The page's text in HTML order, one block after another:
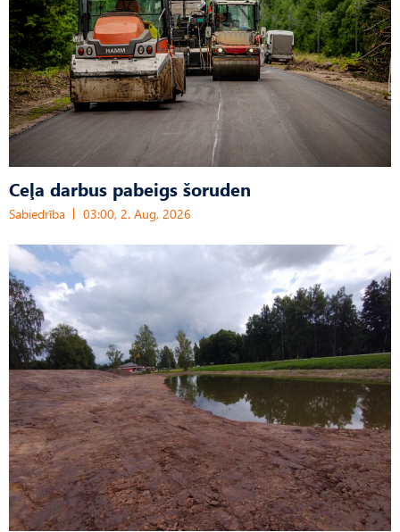
Ceļa darbus pabeigs šoruden
Sabiedrība 03:00, 2. Aug, 2026